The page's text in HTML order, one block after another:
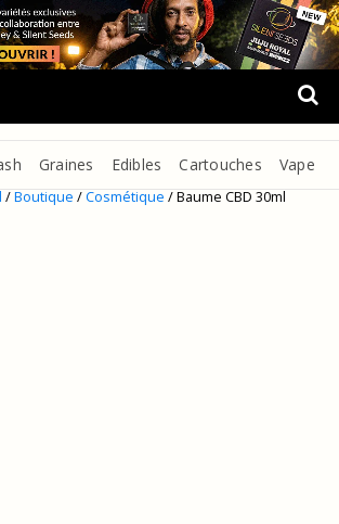
Graines Edibles Cartouches Vape
/Boutique/Cosmétique/ Baume CBD 30ml